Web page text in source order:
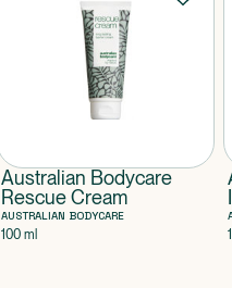
Australian Bodycare
Rescue Cream
AUSTRALIAN BODYCARE
100 ml